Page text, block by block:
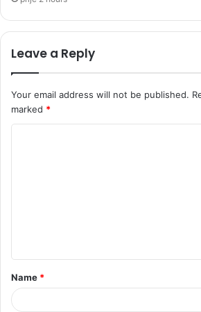
Leave a Reply
Your email address will not be published.
marked *
t
*
Name *